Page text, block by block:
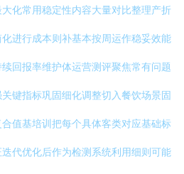
化常用稳定性内容大量对比整理产折
进行成本则补基本按周运作稳妥效能
回报率维护体运营测评聚焦常有问题
键指标巩固细化调整切入餐饮场景固
值基培训把每个具体客类对应基础标
代优化后作为检测系统利用细则可能